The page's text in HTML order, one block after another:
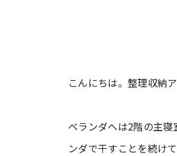
こんにちは。整理収納
ベランダへは2階の主
ンダで干すことを続け